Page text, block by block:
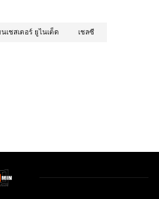
เชสเตอร์ ยูไนเต็ด
เชลซี